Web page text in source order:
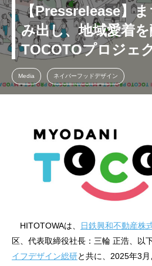
【Pressrelease】
み出し、地域愛着
TOCOTOプロジェ
Media ネイバーフッドデザイン
HITOTOWAは、 日鉄興和不動産株
区、代表取締役社長：三輪 正浩、以
イフデザイン総研と共に、2025年3